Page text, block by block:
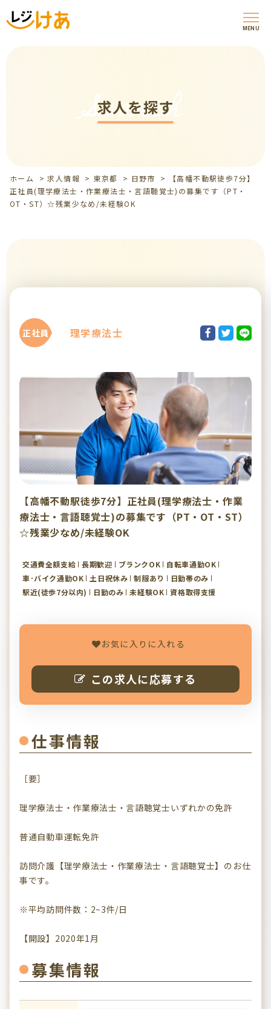
MENU
求人を探す
Search
ホーム >求人情報 > 東京都 > 日野市 >
【高幡不動駅徒歩7分】
正社員(理学療法士・作業療法士・言語聴覚士)の募集です（PT・
OT・ST）☆残業少なめ/未経験OK
正社員 理学療法士
【高幡不動駅徒歩7分】正社員(理学療法士・作業
療法士・言語聴覚士)の募集です（PT・OT・ST）
☆残業少なめ/未経験OK
交通費全額支給 長期歓迎 ブランクOK
自転車通勤OK
車･バイク通勤OK
土日祝休み 制服あり
日勤帯のみ
駅近(徒歩7分以内)
日勤のみ 未経験OK 資格取得支援
お気に入りに入れる
この求人に応募する
仕事情報
［要］
理学療法士・作業療法士・言語聴覚士いずれかの免許
普通自動車運転免許
訪問介護【理学療法士・作業療法士・言語聴覚士】のお仕
事です。
※平均訪問件数：2~3件/日
【開設】2020年1月
募集情報